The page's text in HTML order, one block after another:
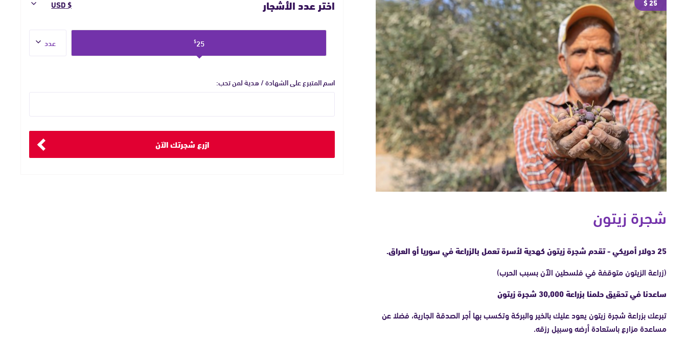
شجرة زيتون
25 دولار أمريكي - تقدم شجرة زيتون كهدية لأسرة تعمل بالزراعة في سوريا أو العراق.
(زراعة الزيتون متوقفة في فلسطين الآن بسبب الحرب)
ساعدنا في تحقيق حلمنا بزراعة 30,000 شجرة زيتون
تبرعك بزراعة شجرة زيتون يعود عليك بالخير والبركة وتكسب بها أجر الصدقة الجارية، فضلا عن
مساعدة مزارع باستعادة أرضه وسبيل رزقه.
اختر عدد الأشجار
حدد
التبرع
$25
اسم المتبرع على الشهادة / هدية لمن تحب:
ازرع شجرتك الآن